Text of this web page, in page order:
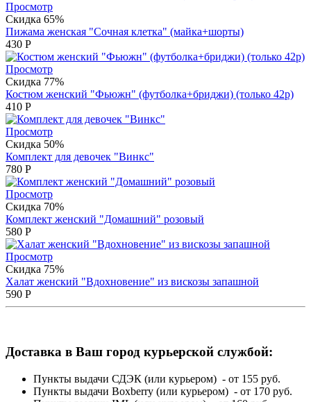
Просмотр
Скидка 65%
Пижама женская "Сочная клетка" (майка+шорты)
430 Р
Просмотр
Скидка 77%
Костюм женский "Фьюжн" (футболка+бриджи) (только 42р)
410 Р
Просмотр
Скидка 50%
Комплект для девочек "Винкс"
780 Р
Просмотр
Скидка 70%
Комплект женский "Домашний" розовый
580 Р
Просмотр
Скидка 75%
Халат женский "Вдохновение" из вискозы запашной
590 Р
Доставка в Ваш город курьерской службой:
Пункты выдачи СДЭК (или курьером) - от 155 руб.
Пункты выдачи Boxberry (или курьером) - от 170 руб.